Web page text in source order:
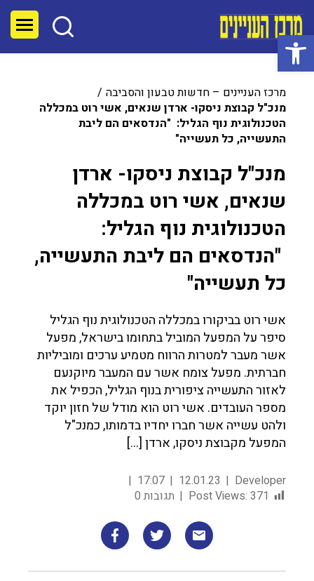
פתח סרגל נגישות
מרכז העניינים – חדשות טבעון והסביבה
מנכ"ל קבוצת ניסקו- ארדן שנאים, אשי רוט במכללה
הטכנולוגית נוף הגליל: "הנדסאים הם ליבת
התעשייה, כל תעשייה"
מנכ"ל קבוצת ניסקו- ארדן
שנאים, אשי רוט במכללה
הטכנולוגית נוף הגליל:
"הנדסאים הם ליבת התעשייה,
כל תעשייה"
אשי רוט בביקורו במכללה הטכנולוגית נוף הגליל
סיפר על המפעל המוביל בתחומו בישראל, מפעל
אשר מעבר למטרות הרווח מטמיע ערכים ומוביליות
חברתית. מפעל צומח אשר עם המעבר מיוקנעם
לאזור התעשייה ציפורית בנוף הגליל, הכפיל את
מספר העובדים. אשי רוט הוא מודל של חזון יוקד
ולהט עשייה אשר חברו יחדיו בדמותו, כמנכ"ל
המפעל מקבוצת ניסקו, ארדן […]
Developer
12.01.23
17:07
Post Views: 371 תגובות 0